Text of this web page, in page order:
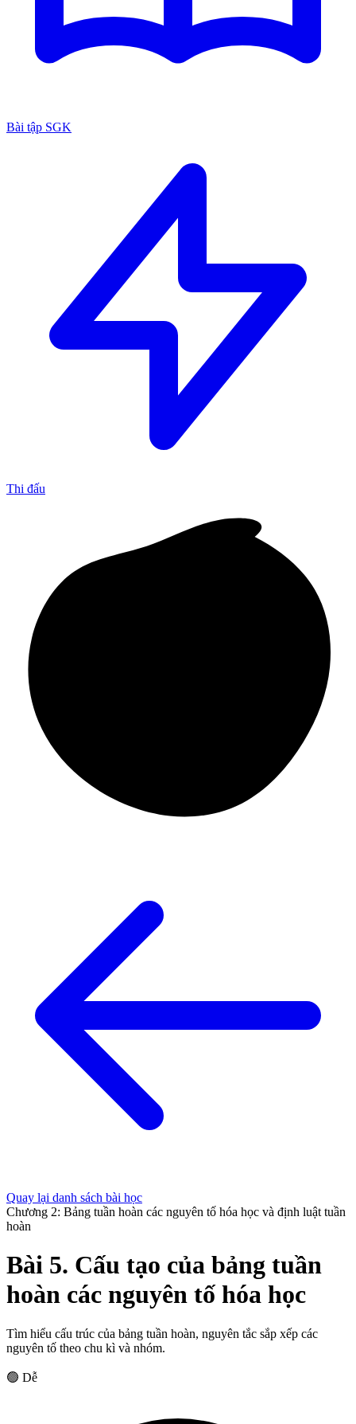
Bài tập SGK
Thi đấu
Quay lại danh sách bài học
Chương 2: Bảng tuần hoàn các nguyên tố hóa học và định luật tuần
hoàn
Bài 5. Cấu tạo của bảng tuần
hoàn các nguyên tố hóa học
Tìm hiểu cấu trúc của bảng tuần hoàn, nguyên tắc sắp xếp các
nguyên tố theo chu kì và nhóm.
🟢 Dễ